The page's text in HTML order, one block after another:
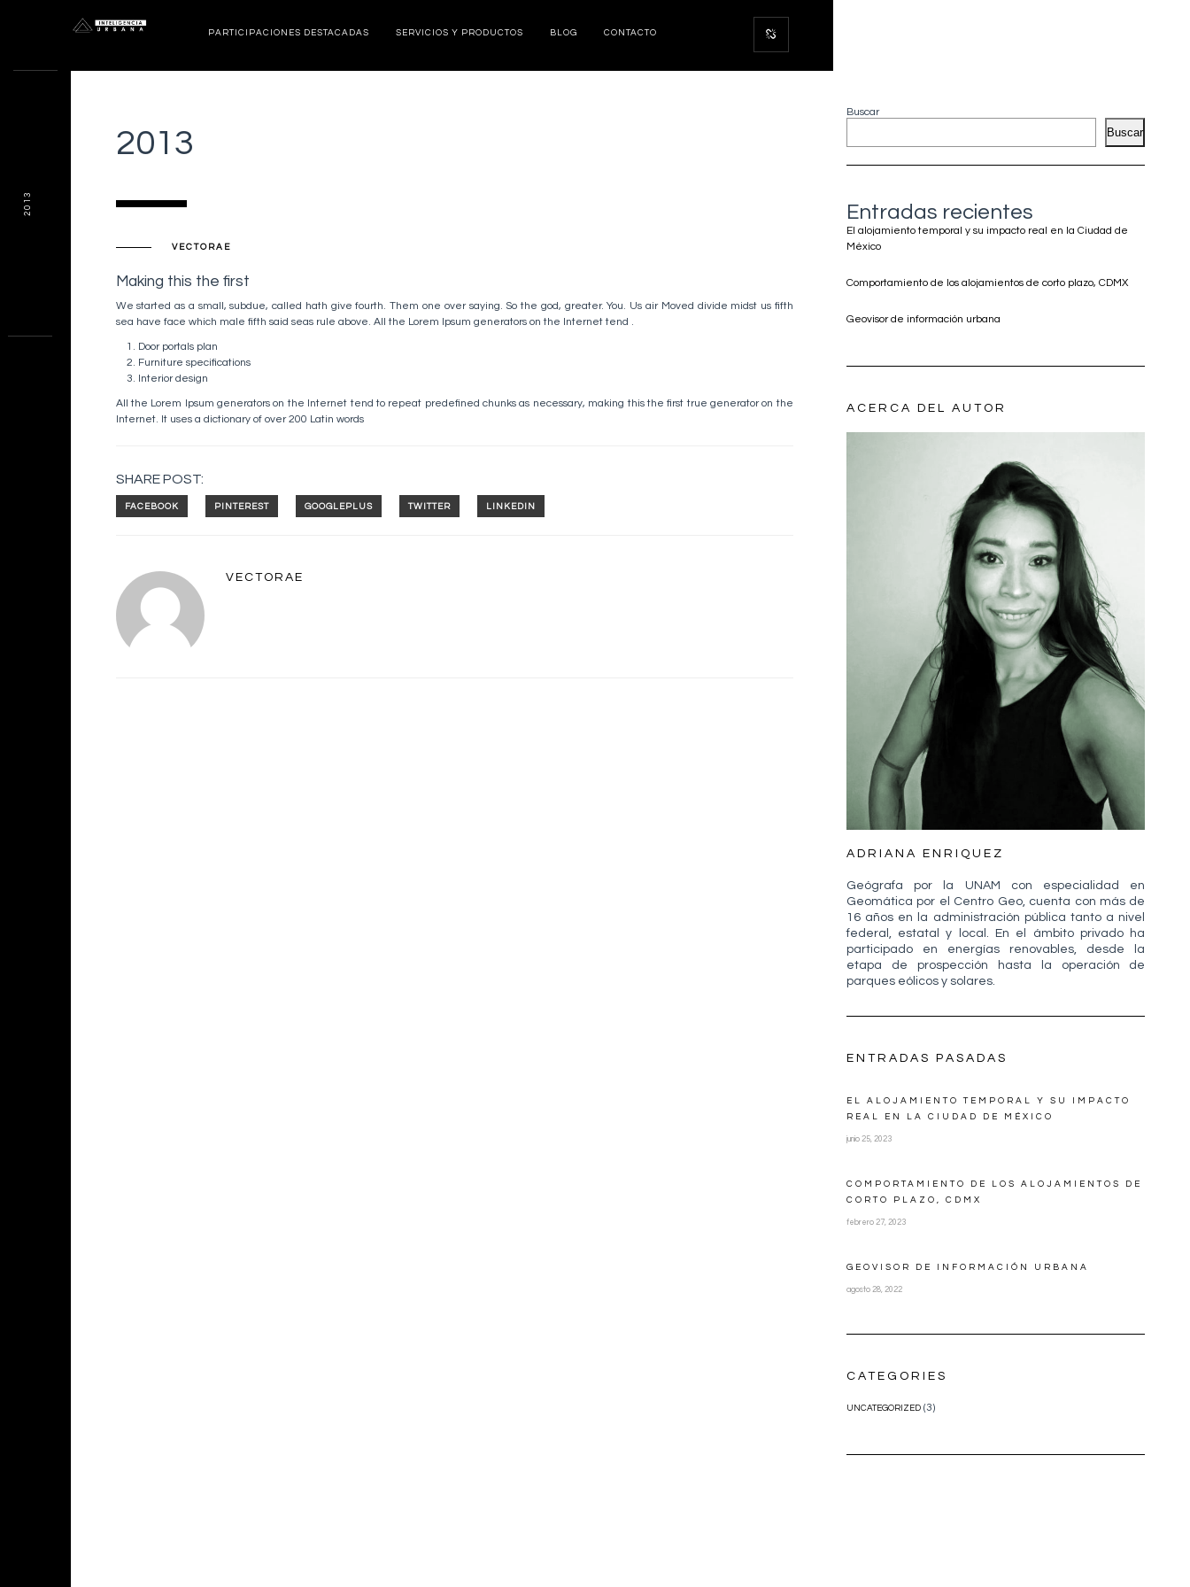
PARTICIPACIONES DESTACADAS SERVICIOS Y PRODUCTOS BLOG CONTACTO
2013
VECTORAE
Making this the first
We started as a small, subdue, called hath give fourth. Them one over saying. So the god, greater. You. Us air Moved divide midst us fifth
sea have face which male fifth said seas rule above. All the Lorem Ipsum generators on the Internet tend .
Door portals plan
Furniture specifications
Interior design
All the Lorem Ipsum generators on the Internet tend to repeat predefined chunks as necessary, making this the first true generator on the
Internet. It uses a dictionary of over 200 Latin words
SHARE POST:
VECTORAE
Buscar
Buscar
Entradas recientes
El alojamiento temporal y su impacto real en la Ciudad de
México
Comportamiento de los alojamientos de corto plazo, CDMX
Geovisor de información urbana
ACERCA DEL AUTOR
ADRIANA ENRIQUEZ
Geógrafa por la UNAM con especialidad en
Geomática por el Centro Geo, cuenta con más de
16 años en la administración pública tanto a nivel
federal, estatal y local. En el ámbito privado ha
participado en energías renovables, desde la
etapa de prospección hasta la operación de
parques eólicos y solares.
ENTRADAS PASADAS
EL ALOJAMIENTO TEMPORAL Y SU IMPACTO
REAL EN LA CIUDAD DE MÉXICO
junio 25, 2023
COMPORTAMIENTO DE LOS ALOJAMIENTOS DE
CORTO PLAZO, CDMX
febrero 27, 2023
GEOVISOR DE INFORMACIÓN URBANA
agosto 28, 2022
CATEGORIES
UNCATEGORIZED(3)
2013